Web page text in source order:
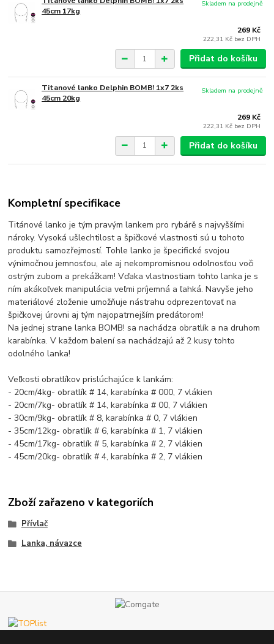
45cm 17kg
269 Kč
222,31 Kč bez DPH
Skladem na prodejně
Přidat do košíku
Titanové lanko Delphin BOMB! 1x7 2ks
45cm 20kg
269 Kč
222,31 Kč bez DPH
Skladem na prodejně
Přidat do košíku
Kompletní specifikace
Titánové lanko je tým pravým lankem pro rybárě s najvyššími
nároky. Vysoká ušlechtilost a špičkové vlastnosti sú u tohoto
produktu samozřejmostí. Tohle lanko je špecifické svojou
výnimočnou jemnosťou, ale aj nekompromisnou odolnosťou voči
ostrým zubom a prekážkam! Vďaka vlastnostiam tohto lanka je s
ním akákoľvek manipulácia veľmi príjemná a ľahká. Navyše jeho
materiálové zloženie umožňuje nástrahu odprezentovať na
špičkovej úrovni aj tým najopatrnejším predátorom!
Na jednej strane lanka BOMB! sa nachádza obratlík a na druhom
karabínka. V každom balení sa nachádzajú až 2 kusy tohto
odolného lanka!
Veľkosti obratlíkov prislúchajúce k lankám:
- 20cm/4kg- obratlík # 14, karabínka # 000, 7 vlákien
- 20cm/7kg- obratlík # 14, karabínka # 00, 7 vlákien
- 30cm/9kg- obratlík # 8, karabínka # 0, 7 vlákien
- 35cm/12kg- obratlík # 6, karabínka # 1, 7 vlákien
- 45cm/17kg- obratlík # 5, karabínka # 2, 7 vlákien
- 45cm/20kg- obratlík # 4, karabínka # 2, 7 vlákien
Zboží zařazeno v kategoriích
Přívlač
Lanka, návazce